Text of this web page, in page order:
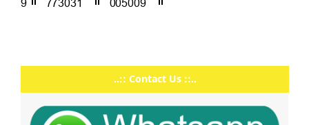
..:: Contact Us ::..